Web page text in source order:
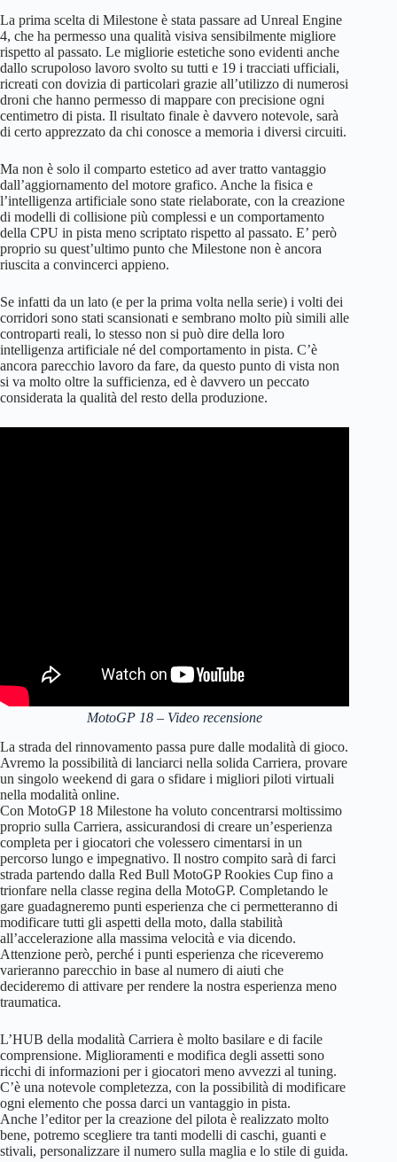
La prima scelta di Milestone è stata passare ad Unreal Engine
4, che ha permesso una qualità visiva sensibilmente migliore
rispetto al passato. Le migliorie estetiche sono evidenti anche
dallo scrupoloso lavoro svolto su tutti e 19 i tracciati ufficiali,
ricreati con dovizia di particolari grazie all’utilizzo di numerosi
droni che hanno permesso di mappare con precisione ogni
centimetro di pista. Il risultato finale è davvero notevole, sarà
di certo apprezzato da chi conosce a memoria i diversi circuiti.
Ma non è solo il comparto estetico ad aver tratto vantaggio
dall’aggiornamento del motore grafico. Anche la fisica e
l’intelligenza artificiale sono state rielaborate, con la creazione
di modelli di collisione più complessi e un comportamento
della CPU in pista meno scriptato rispetto al passato. E’ però
proprio su quest’ultimo punto che Milestone non è ancora
riuscita a convincerci appieno.
Se infatti da un lato (e per la prima volta nella serie) i volti dei
corridori sono stati scansionati e sembrano molto più simili alle
controparti reali, lo stesso non si può dire della loro
intelligenza artificiale né del comportamento in pista. C’è
ancora parecchio lavoro da fare, da questo punto di vista non
si va molto oltre la sufficienza, ed è davvero un peccato
considerata la qualità del resto della produzione.
MotoGP 18 – Video recensione
La strada del rinnovamento passa pure dalle modalità di gioco.
Avremo la possibilità di lanciarci nella solida Carriera, provare
un singolo weekend di gara o sfidare i migliori piloti virtuali
nella modalità online.
Con MotoGP 18 Milestone ha voluto concentrarsi moltissimo
proprio sulla Carriera, assicurandosi di creare un’esperienza
completa per i giocatori che volessero cimentarsi in un
percorso lungo e impegnativo. Il nostro compito sarà di farci
strada partendo dalla Red Bull MotoGP Rookies Cup fino a
trionfare nella classe regina della MotoGP. Completando le
gare guadagneremo punti esperienza che ci permetteranno di
modificare tutti gli aspetti della moto, dalla stabilità
all’accelerazione alla massima velocità e via dicendo.
Attenzione però, perché i punti esperienza che riceveremo
varieranno parecchio in base al numero di aiuti che
decideremo di attivare per rendere la nostra esperienza meno
traumatica.
L’HUB della modalità Carriera è molto basilare e di facile
comprensione. Miglioramenti e modifica degli assetti sono
ricchi di informazioni per i giocatori meno avvezzi al tuning.
C’è una notevole completezza, con la possibilità di modificare
ogni elemento che possa darci un vantaggio in pista.
Anche l’editor per la creazione del pilota è realizzato molto
bene, potremo scegliere tra tanti modelli di caschi, guanti e
stivali, personalizzare il numero sulla maglia e lo stile di guida.